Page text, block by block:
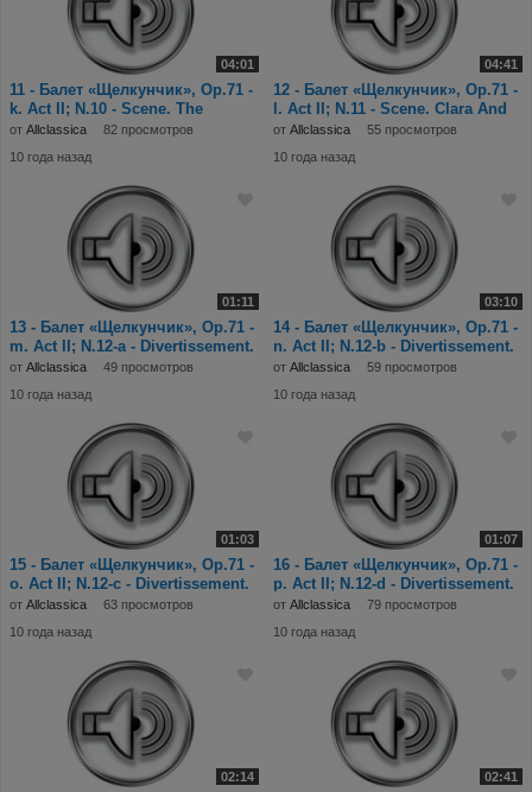
04:01
11 - Балет «Щелкунчик», Op.71 -
k. Act II; N.10 - Scene. The
Kingdom O
от Allclassica
82 просмотров
10 года назад
04:41
12 - Балет «Щелкунчик», Op.71 -
l. Act II; N.11 - Scene. Clara And
The
от Allclassica
55 просмотров
10 года назад
01:11
13 - Балет «Щелкунчик», Op.71 -
m. Act II; N.12-a - Divertissement.
Ch
от Allclassica
49 просмотров
10 года назад
03:10
14 - Балет «Щелкунчик», Op.71 -
n. Act II; N.12-b - Divertissement.
Co
от Allclassica
59 просмотров
10 года назад
01:03
15 - Балет «Щелкунчик», Op.71 -
o. Act II; N.12-c - Divertissement.
Te
от Allclassica
63 просмотров
10 года назад
01:07
16 - Балет «Щелкунчик», Op.71 -
p. Act II; N.12-d - Divertissement.
Tr
от Allclassica
79 просмотров
10 года назад
02:14 02:41